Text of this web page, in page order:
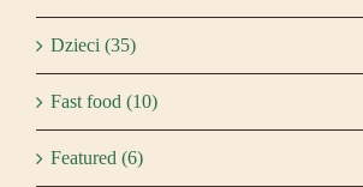
Dzieci (35)
Fast food (10)
Featured (6)